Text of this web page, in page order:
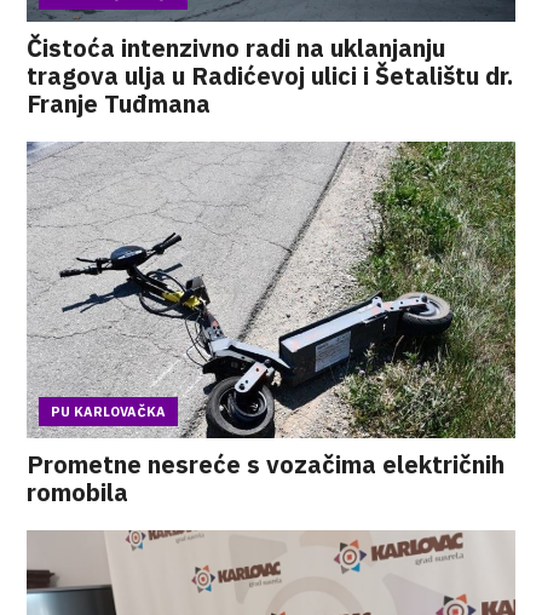
Čistoća intenzivno radi na uklanjanju
tragova ulja u Radićevoj ulici i Šetalištu dr.
Franje Tuđmana
PU KARLOVAČKA
Prometne nesreće s vozačima električnih
romobila